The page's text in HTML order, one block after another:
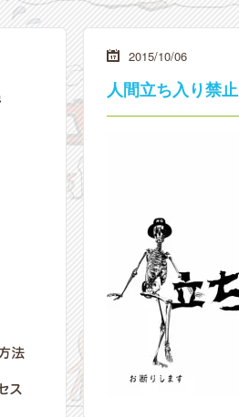
2015/10/06
人間立ち入り禁止